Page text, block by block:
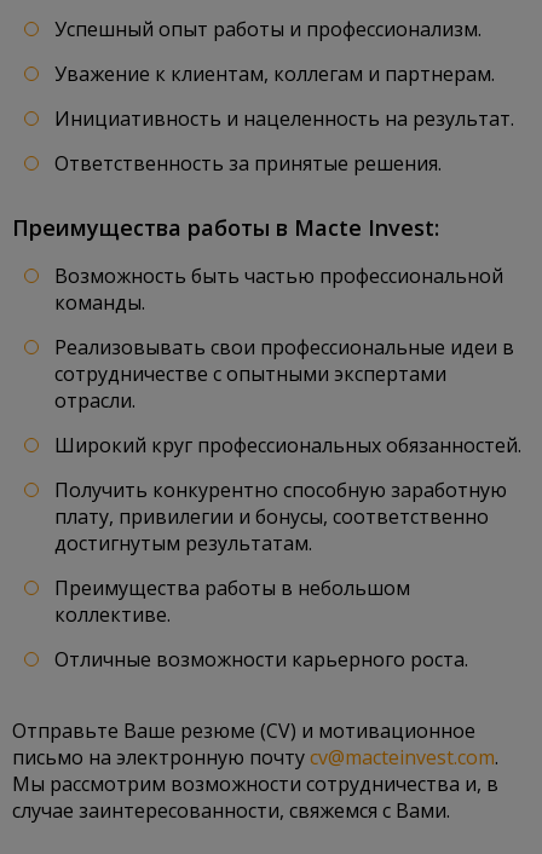
Успешный опыт работы и профессионализм.
Уважение к клиентам, коллегам и партнерам.
Инициативность и нацеленность на результат.
Ответственность за принятые решения.
Преимущества работы в Macte Invest:
Возможность быть частью профессиональной
команды.
Реализовывать свои профессиональные идеи в
сотрудничестве с опытными экспертами
отрасли.
Широкий круг профессиональных обязанностей.
Получить конкурентно способную заработную
плату, привилегии и бонусы, соответственно
достигнутым результатам.
Преимущества работы в небольшом
коллективе.
Отличные возможности карьерного роста.
Отправьте Ваше резюме (CV) и мотивационное
письмо на электронную почтуcv@macteinvest.com.
Мы рассмотрим возможности сотрудничества и, в
случае заинтересованности, свяжемся с Вами.